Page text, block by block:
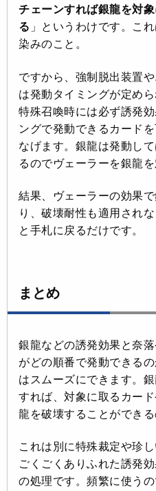
チェーンすれば銀龍を対
る 」というわけです。こ
染みのこと。
ですから、強制脱出装置
は発動タイミングが定め
特殊召喚時には必ず誘発
ングで発動できるカード
なげます。銀龍は発動し
るのでヴェーラーを銀龍を
結果、ヴェーラーの効果
り、破壊耐性も適用され
と手札に戻るだけです。
まとめ
銀龍などの誘発効果と奈
がどの順番で発動できる
はスムーズにできます。
すれば、対象に取るカー
龍を破壊することができる
これは別に特殊裁定や珍
ごくごくありふれた誘発
の処理です。頻繁に使う